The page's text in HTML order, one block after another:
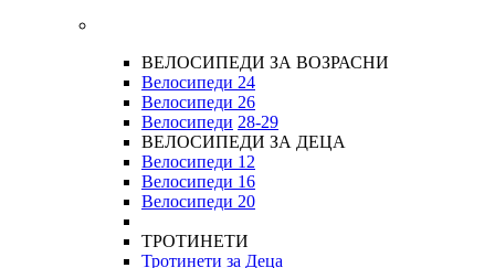
ВЕЛОСИПЕДИ ЗА ВОЗРАСНИ
Велосипеди 24
Велосипеди 26
Велосипеди 28-29
ВЕЛОСИПЕДИ ЗА ДЕЦА
Велосипеди 12
Велосипеди 16
Велосипеди 20
ТРОТИНЕТИ
Тротинети за Деца